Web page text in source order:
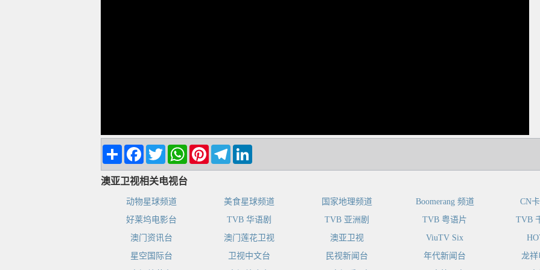
Share FacebookTwitter WhatsAppPinterest Telegram
澳亚卫视相关电视台
动物星球频道 美食星球频道 国家地理频道 Boomerang 频道 CN
好莱坞电影台
TVB 华语剧 TVB 亚洲剧 TVB 粤语片 TVB
澳门资讯台
澳门莲花卫视 澳亚卫视 ViuTV Six
星空国际台
卫视中文台 民视新闻台 年代新闻台 龙祥